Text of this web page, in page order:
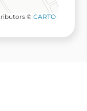
© CARTO